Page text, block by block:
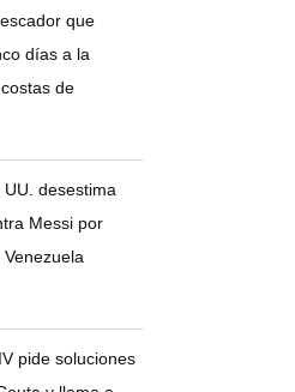
que
días a la
de
desestima
Messi por
pide soluciones